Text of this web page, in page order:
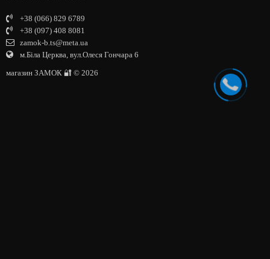
+38 (066) 829 6789
+38 (097) 408 8081
zamok-b.ts@meta.ua
м.Біла Церква, вул.Олеся Гончара 6
магазин ЗАМОК 🔐 © 2026